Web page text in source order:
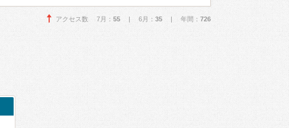
アクセス数 7月： 55 | 6月： 35 | 年間： 726